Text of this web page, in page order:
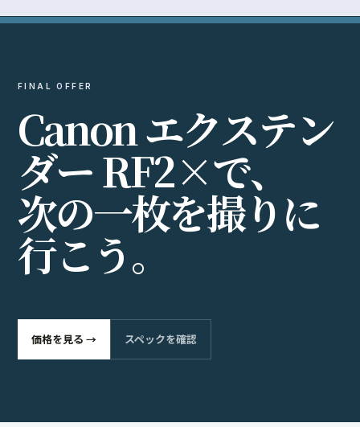
FINAL OFFER
Canonエクステン
ダーRF2×で、
次の一枚を撮りに
行こう。
価格を見る → スペックを確認